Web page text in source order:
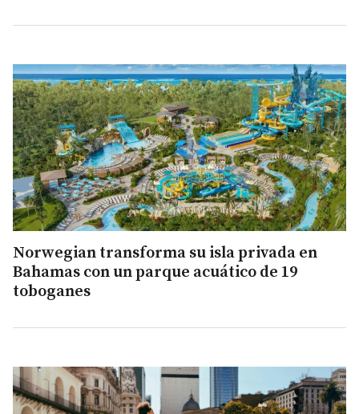
Norwegian transforma su isla privada en
Bahamas con un parque acuático de 19
toboganes